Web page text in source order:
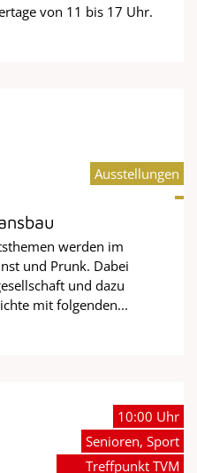
von 11 bis 17 Uhr.
werden im
und Prunk. Dabei
und dazu
mit folgenden...
Ausstellungen
10:00 Uhr
Senioren, Sport
Treffpunkt TVM